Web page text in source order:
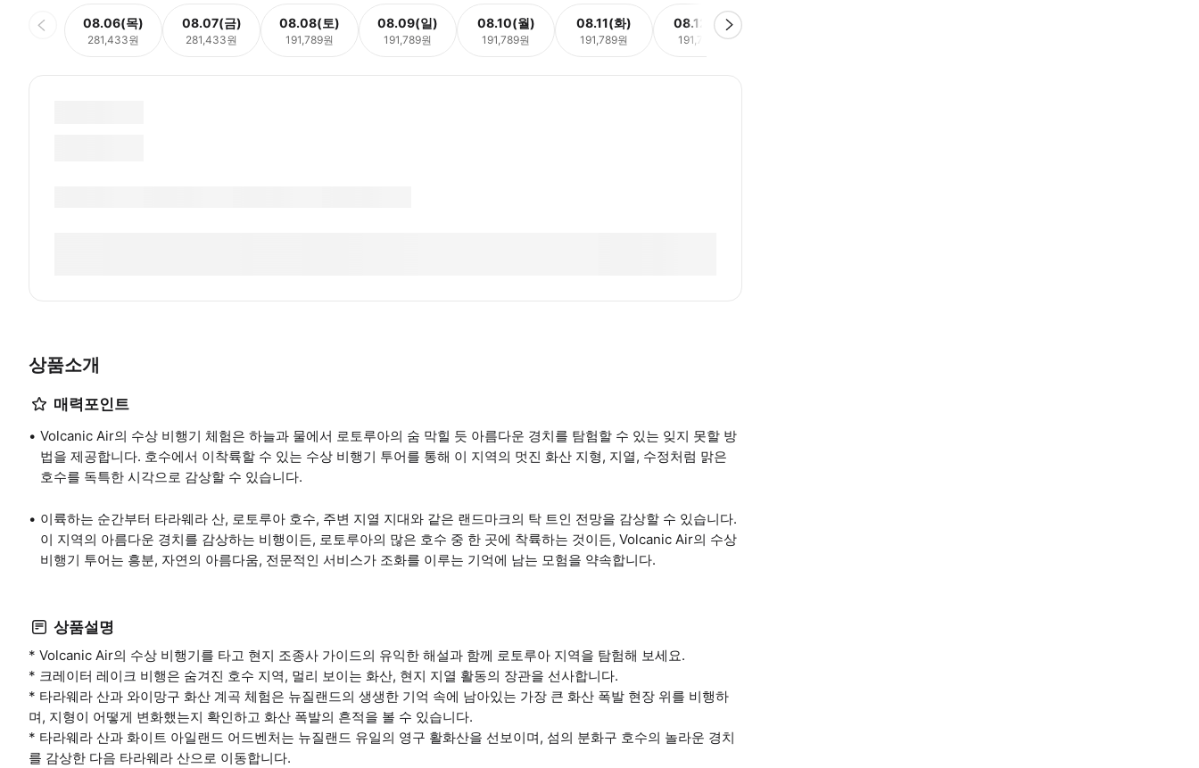
08.06(목)
281,433원
08.07(금)
281,433원
08.08(토)
191,789원
08.09(일)
191,789원
08.10(월)
191,789원
08.11(화)
191,789원
08.12(수)
191,789원
상품소개
매력포인트
Volcanic Air의 수상 비행기 체험은 하늘과 물에서 로토루아의 숨 막힐 듯 아름다운 경치를 탐험할 수 있는 잊지 못할 방
법을 제공합니다. 호수에서 이착륙할 수 있는 수상 비행기 투어를 통해 이 지역의 멋진 화산 지형, 지열, 수정처럼 맑은
호수를 독특한 시각으로 감상할 수 있습니다.
이륙하는 순간부터 타라웨라 산, 로토루아 호수, 주변 지열 지대와 같은 랜드마크의 탁 트인 전망을 감상할 수 있습니다.
이 지역의 아름다운 경치를 감상하는 비행이든, 로토루아의 많은 호수 중 한 곳에 착륙하는 것이든, Volcanic Air의 수상
비행기 투어는 흥분, 자연의 아름다움, 전문적인 서비스가 조화를 이루는 기억에 남는 모험을 약속합니다.
상품설명
* Volcanic Air의 수상 비행기를 타고 현지 조종사 가이드의 유익한 해설과 함께 로토루아 지역을 탐험해 보세요.
* 크레이터 레이크 비행은 숨겨진 호수 지역, 멀리 보이는 화산, 현지 지열 활동의 장관을 선사합니다.
* 타라웨라 산과 와이망구 화산 계곡 체험은 뉴질랜드의 생생한 기억 속에 남아있는 가장 큰 화산 폭발 현장 위를 비행하
며, 지형이 어떻게 변화했는지 확인하고 화산 폭발의 흔적을 볼 수 있습니다.
* 타라웨라 산과 화이트 아일랜드 어드벤처는 뉴질랜드 유일의 영구 활화산을 선보이며, 섬의 분화구 호수의 놀라운 경치
를 감상한 다음 타라웨라 산으로 이동합니다.